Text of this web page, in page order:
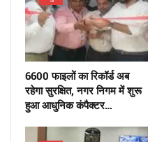
6600 फाइलों का रिकॉर्ड अब
रहेगा सुरक्षित, नगर निगम में शुरू
हुआ आधुनिक कंपैक्टर…